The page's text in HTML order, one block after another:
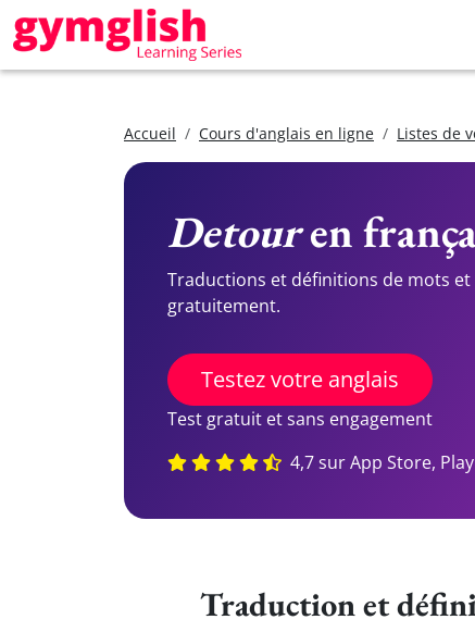
Accueil Cours d'anglais en ligne Listes de
Detouren
Traductions et définitions de mots et
gratuitement.
Testez votre anglais
Test gratuit et sans engagement
4,7 sur App Store,
Traduction et